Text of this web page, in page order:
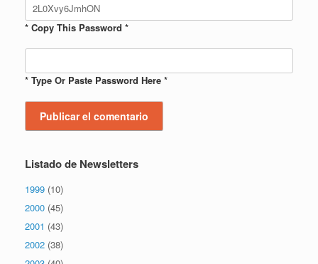
* Copy This Password *
* Type Or Paste Password Here *
Listado de Newsletters
1999 (10)
2000 (45)
2001 (43)
2002 (38)